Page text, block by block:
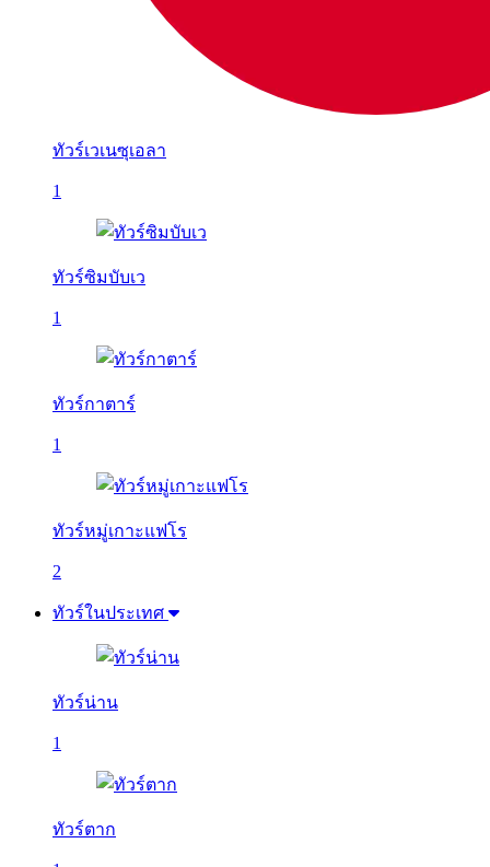
ทัวร์เวเนซุเอลา
1
ทัวร์ซิมบับเว
1
ทัวร์กาตาร์
1
ทัวร์หมู่เกาะแฟโร
2
ทัวร์ในประเทศ
ทัวร์น่าน
1
ทัวร์ตาก